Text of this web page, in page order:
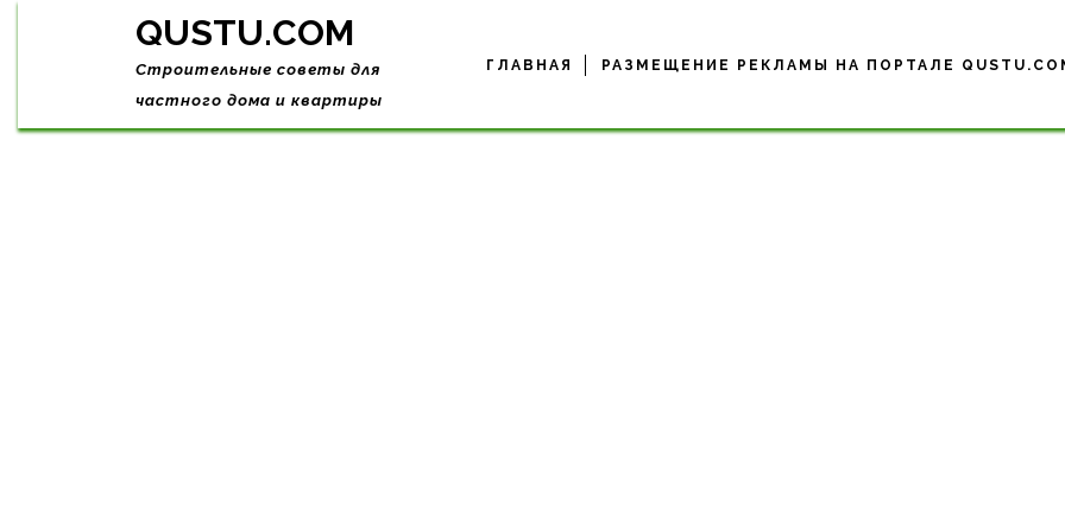
Skip
QUSTU.COM
Строительные советы для
частного дома и квартиры
ГЛАВНАЯ РАЗМЕЩЕНИЕ РЕКЛАМЫ НА ПОРТАЛЕ